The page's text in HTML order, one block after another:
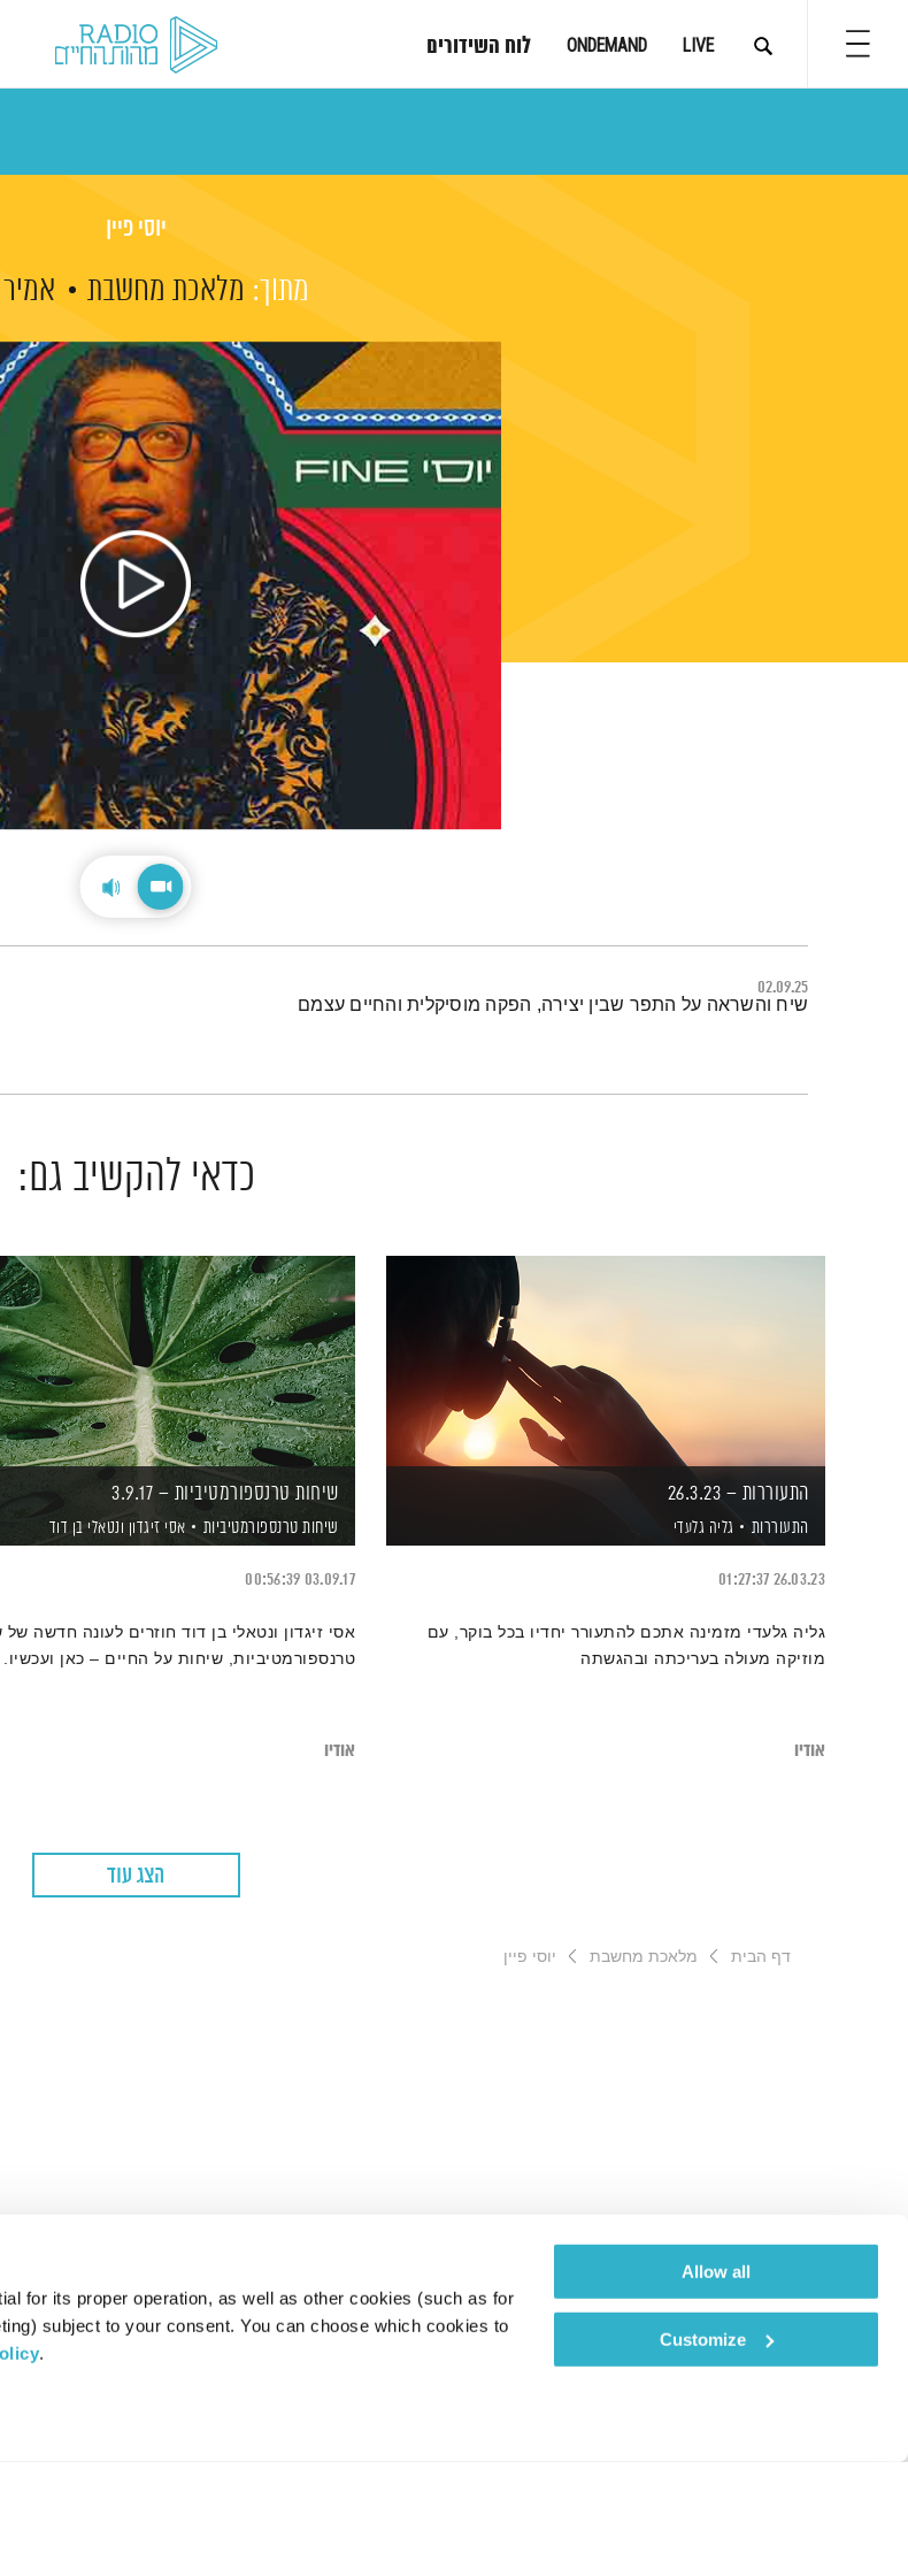
for its proper operation, as well as other cookies (such as for
subject to your consent. You can choose which cookies to
.
Allow all
Customize
LIVE
ONDEMAND לוח השידורים
יוסי פיין
מתוך: מלאכת מחשבת
02.09.25
תמצית הפודקאסט
שיח והשראה על התפר שבין יצירה, הפקה מוסיקלית והחיים עצמם
כדאי להקשיב גם:
התעוררות – 26.3.23
התעוררות גליה גלעדי
26.03.23
01:27:37
גליה גלעדי מזמינה אתכם להתעורר יחדיו בכל בוקר, עם
מוזיקה מעולה בעריכתה ובהגשתה
אודיו
שיחות טרנספורמטיביות – 3.9.17
שיחות טרנספורמטיביות אסי זיגדון ונטאלי בן דוד
03.09.17
00:56:39
אסי זיגדון ונטאלי בן דוד חוזרים לעונה חדשה של
טרנספורמטיביות, שיחות על החיים – כאן ועכשיו.
אודיו
הצג עוד
דף הבית מלאכת מחשבת יוסי פיין